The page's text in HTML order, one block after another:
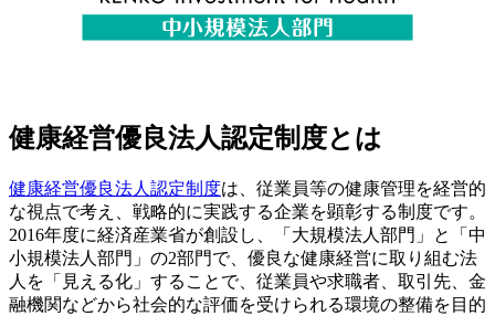
健康経営優良法人認定制度とは
健康経営優良法人認定制度は、従業員等の健康管理を経営的
な視点で考え、戦略的に実践する企業を顕彰する制度です。
2016年度に経済産業省が創設し、「大規模法人部門」と「中
小規模法人部門」の2部門で、優良な健康経営に取り組む法
人を「見える化」することで、従業員や求職者、取引先、金
融機関などから社会的な評価を受けられる環境の整備を目的